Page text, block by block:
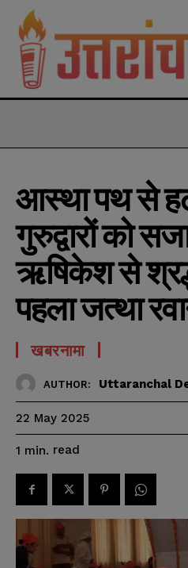
आस्था पथ से
गुरुद्वारों को
ऋषिकेश से
पहला जत्था
खबरनामा
AUTHOR: Uttaranchal
22 May 2025
1 min. read